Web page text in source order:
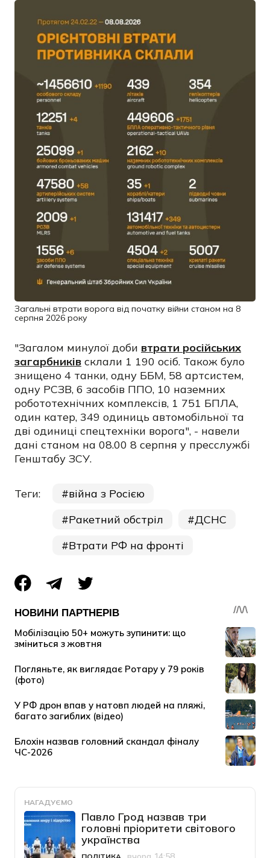
Загальні втрати ворога від початку війни станом на 8
серпня 2026 року
"Загалом минулої доби втрати російських
загарбників склали 1 190 осіб. Також було
знищено 4 танки, одну ББМ, 58 артсистем,
одну РСЗВ, 6 засобів ППО, 10 наземних
робототехнічних комплексів, 1 751 БПЛА,
один катер, 349 одиниць автомобільної та
дві одиниці спецтехніки ворога", - навели
дані станом на 08.00 8 серпня у пресслужбі
Генштабу ЗСУ.
Теги:
війна з Росією
Ракетний обстріл
ДСНС
Втрати РФ на фронті
НАГАДУЄМО
Павло Грод назвав три
головні пріоритети світового
українства